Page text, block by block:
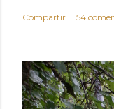
Compartir 54